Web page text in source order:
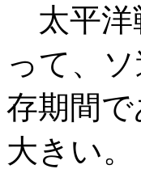
太平洋
って、
存期間
大きい